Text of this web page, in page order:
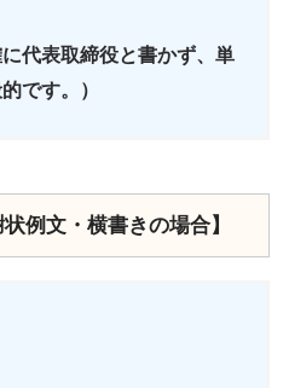
代表取締役と書かず、単
です。）
例文・横書きの場合】